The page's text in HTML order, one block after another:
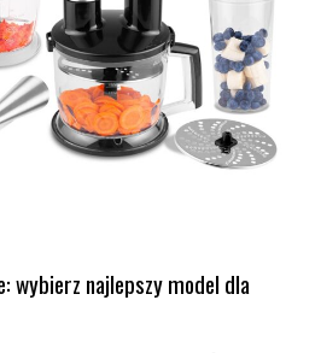
wybierz najlepszy model dla